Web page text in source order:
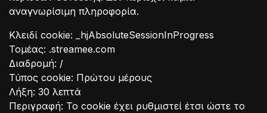
αναγνωρίσιμη πληροφορία.
Κλειδί cookie: _hjAbsoluteSessionInProgress
Τομέας: .streamee.com
Διαδρομή: /
Τύπος cookie: Πρώτου μέρους
Λήξη: 30 λεπτά
Περιγραφή: Το cookie έχει ρυθμιστεί έτσι ώστε το